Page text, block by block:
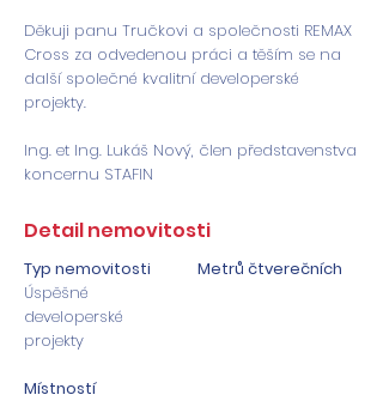
Děkuji panu Tručkovi a společnosti REMAX
Cross za odvedenou práci a těším se na
další společné kvalitní developerské
projekty.
Ing. et Ing. Lukáš Nový, člen představenstva
koncernu STAFIN
Detail nemovitosti
Typ nemovitosti
Úspěšné
developerské
projekty
Metrů čtverečních
Místností